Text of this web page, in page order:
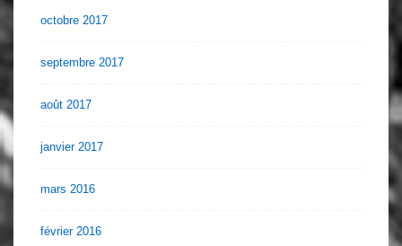
octobre 2017
septembre 2017
août 2017
janvier 2017
mars 2016
février 2016